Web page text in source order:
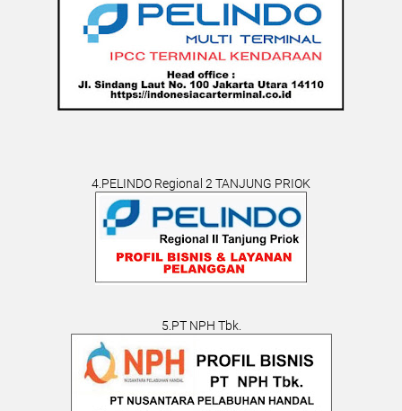
4.PELINDO Regional 2 TANJUNG PRIOK
5.PT NPH Tbk.